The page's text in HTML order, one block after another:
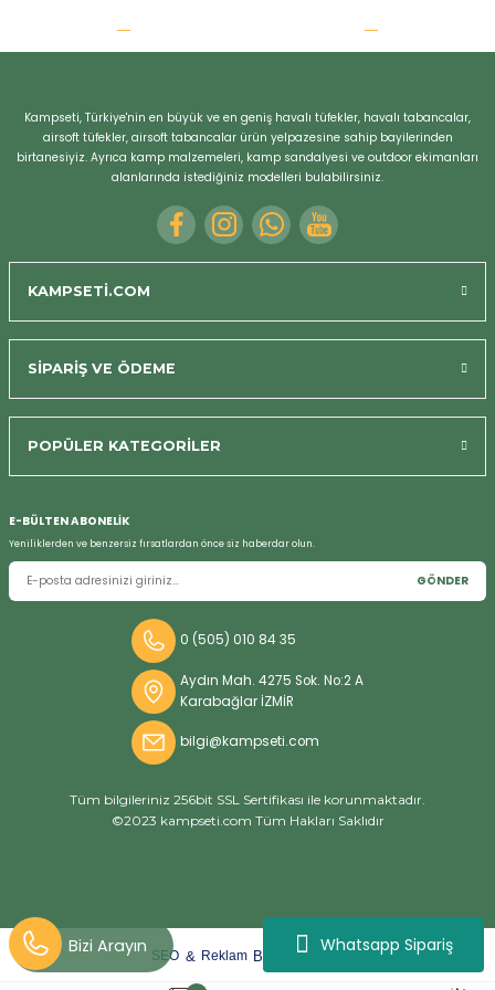
Whatsapp Sipariş
Kampseti, Türkiye'nin en büyük ve en geniş havalı tüfekler, havalı tabancalar,
airsoft tüfekler, airsoft tabancalar ürün yelpazesine sahip bayilerinden
birtanesiyiz. Ayrıca kamp malzemeleri, kamp sandalyesi ve outdoor ekimanları
alanlarında istediğiniz modelleri bulabilirsiniz.
KAMPSETİ.COM
SİPARİŞ VE ÖDEME
POPÜLER KATEGORİLER
E-BÜLTEN ABONELİK
Yeniliklerden ve benzersiz fırsatlardan önce siz haberdar olun.
GÖNDER
0 (505) 010 84 35
Aydın Mah. 4275 Sok. No:2 A
Karabağlar İZMİR
bilgi@kampseti.com
Tüm bilgileriniz 256bit SSL Sertifikası ile korunmaktadır.
©2023 kampseti.com Tüm Hakları Saklıdır
SEO & Reklam By arat ify